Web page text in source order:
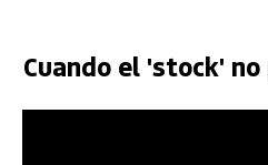
Cuando el 'stock'